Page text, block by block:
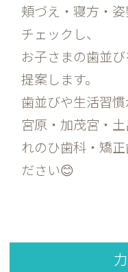
頬づえ・寝方・
チェックし、
お子さまの歯並
提案します。
歯並びや生活習慣
宮原・加茂宮・
れのひ歯科・矯
ださい😊